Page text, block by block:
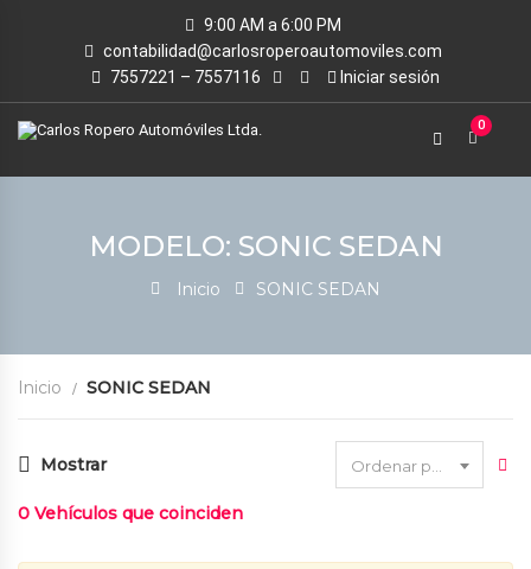
9:00 AM a 6:00 PM
contabilidad@carlosroperoautomoviles.com
7557221 – 7557116
Iniciar sesión
0
MODELO: SONIC SEDAN
Inicio SONIC SEDAN
Inicio SONIC SEDAN
Mostrar
0 Vehículos que coinciden